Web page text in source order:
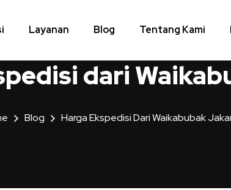
Layanan Blog Tentang Kami
dari
Blog Harga Ekspedisi Dari Waikabubak